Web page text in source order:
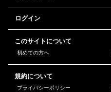
ログイン
このサイトについて
初めての方へ
規約について
プライバシーポリシー